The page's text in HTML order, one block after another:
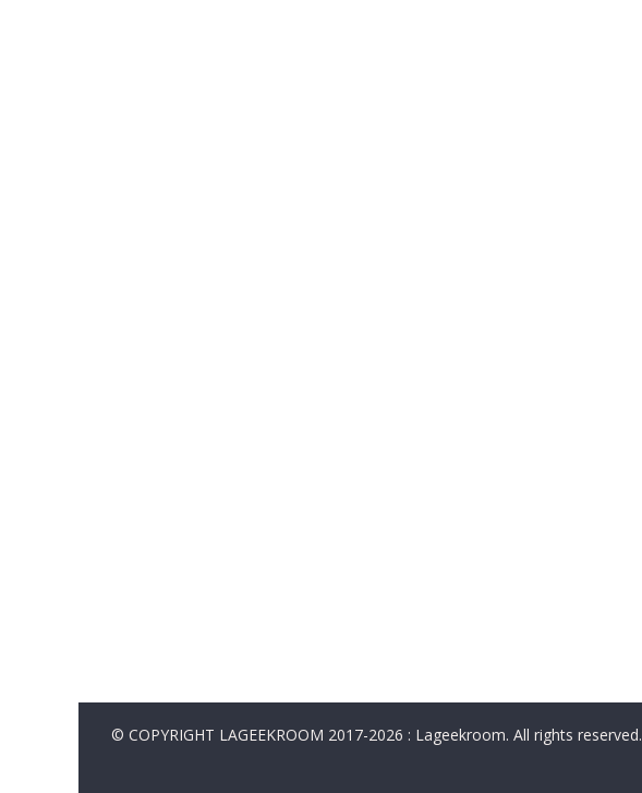
© COPYRIGHT LAGEEKROOM 2017-2026 : Lageekroom. All rights reserved.